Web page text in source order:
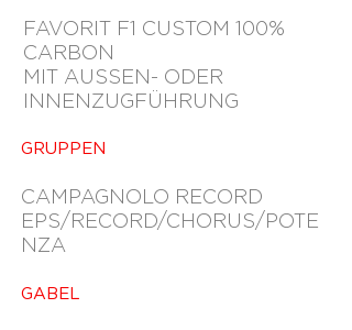
FAVORIT F1 CUSTOM 100%
CARBON
MIT AUSSEN- ODER
INNENZUGFÜHRUNG
GABEL
CAMPAGNOLO RECORD
EPS/RECORD/CHORUS/POTE
NZA
GRUPPEN